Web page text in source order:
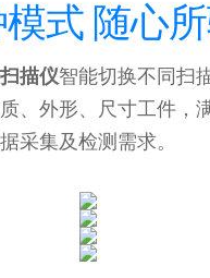
式 随心
描仪智能切换不同扫
、外形、尺寸工件，
据采集及检测需求。